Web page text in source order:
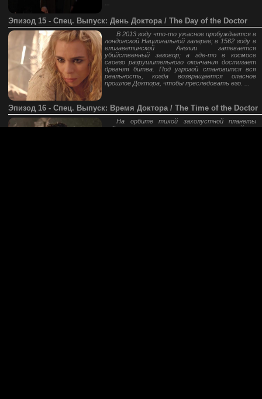
Эпизод 15 - Спец. Выпуск: День Доктора / The Day of the Doctor
В 2013 году что-то ужасное пробуждается в
лондонской Национальной галерее; в 1562 году в
елизаветинской Англии затевается
убийственный заговор; а где-то в космосе
своего разрушительного окончания достигает
древняя битва. Под угрозой становится вся
реальность, когда возвращается опасное
прошлое Доктора, чтобы преследовать его. ...
Эпизод 16 - Спец. Выпуск: Время Доктора / The Time of the Doctor
На орбите тихой захолустной планеты
собираются многочисленные силы опаснейших